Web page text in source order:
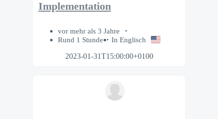
Implementation
vor mehr als 3 Jahre
Rund 1 Stunde
In Englisch
2023-01-31T15:00:00+0100